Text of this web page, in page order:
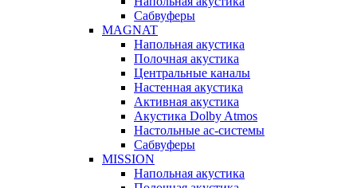
Сабвуферы
MAGNAT
Напольная акустика
Полочная акустика
Центральные каналы
Настенная акустика
Активная акустика
Акустика Dolby Atmos
Настольные ас-системы
Сабвуферы
MISSION
Напольная акустика